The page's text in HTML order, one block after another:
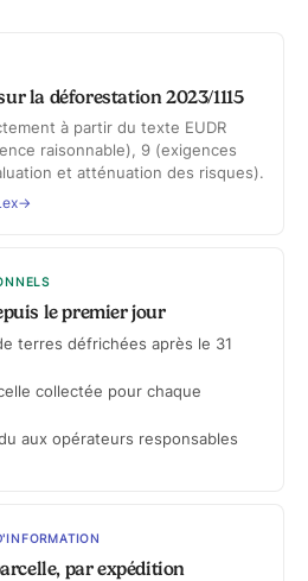
la déforestation 2023/1115
à partir du texte EUDR
raisonnable), 9 (exigences
et atténuation des risques).
→
le premier jour
terres défrichées après le 31
collectée pour chaque
aux opérateurs responsables
par expédition